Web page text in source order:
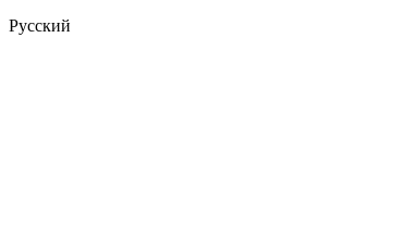
Русский